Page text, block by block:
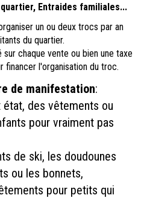
Entraides familiales...
un ou deux trocs par an
du quartier.
chaque vente ou bien une taxe
financer l'organisation du troc.
de manifestation:
des vêtements ou
pour vraiment pas
de ski, les doudounes
ou les bonnets,
pour petits qui